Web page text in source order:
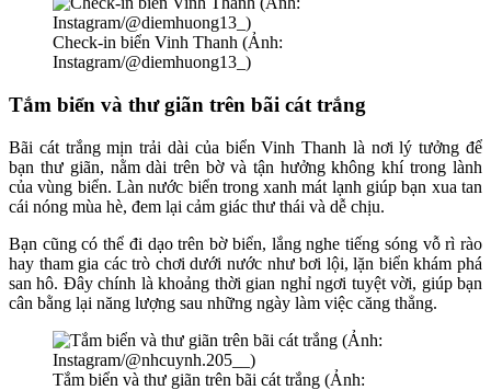
Check-in biển Vinh Thanh (Ảnh:
Instagram/@diemhuong13_)
Tắm biển và thư giãn trên bãi cát trắng
Bãi cát trắng mịn trải dài của biển Vinh Thanh là nơi lý tưởng để
bạn thư giãn, nằm dài trên bờ và tận hưởng không khí trong lành
của vùng biển. Làn nước biển trong xanh mát lạnh giúp bạn xua tan
cái nóng mùa hè, đem lại cảm giác thư thái và dễ chịu.
Bạn cũng có thể đi dạo trên bờ biển, lắng nghe tiếng sóng vỗ rì rào
hay tham gia các trò chơi dưới nước như bơi lội, lặn biển khám phá
san hô. Đây chính là khoảng thời gian nghỉ ngơi tuyệt vời, giúp bạn
cân bằng lại năng lượng sau những ngày làm việc căng thẳng.
Tắm biển và thư giãn trên bãi cát trắng (Ảnh: